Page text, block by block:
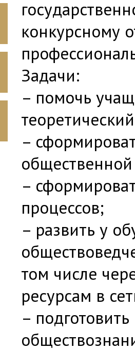
конкурсному
Задачи:
– помочь
–
–
процессов;
– развить у
том числе
ресурсам в
–